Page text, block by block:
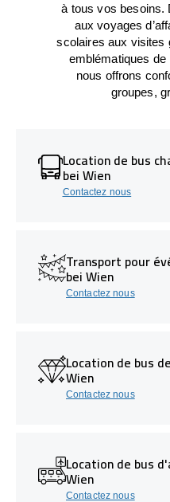
à tous vos besoins.
aux voyages
scolaires aux visites
emblématiques de
nous offrons
groupes,
Location de bus
bei Wien
Contactez nous
Transport pour
bei Wien
Contactez nous
Location de bus
Wien
Contactez nous
Location de bus
Wien
Contactez nous